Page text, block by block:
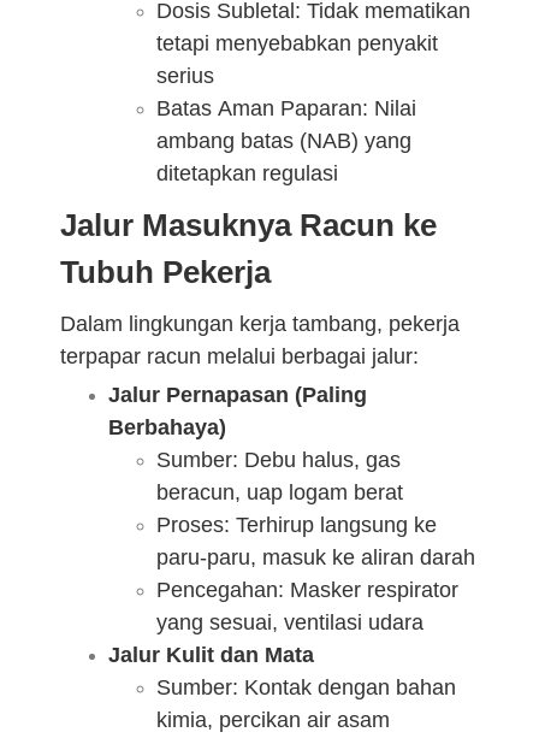
Dosis Subletal: Tidak mematikan
tetapi menyebabkan penyakit
serius
Batas Aman Paparan: Nilai
ambang batas (NAB) yang
ditetapkan regulasi
Jalur Masuknya Racun ke
Tubuh Pekerja
Dalam lingkungan kerja tambang, pekerja
terpapar racun melalui berbagai jalur:
Jalur Pernapasan (Paling
Berbahaya)
Sumber: Debu halus, gas
beracun, uap logam berat
Proses: Terhirup langsung ke
paru-paru, masuk ke aliran darah
Pencegahan: Masker respirator
yang sesuai, ventilasi udara
Jalur Kulit dan Mata
Sumber: Kontak dengan bahan
kimia, percikan air asam